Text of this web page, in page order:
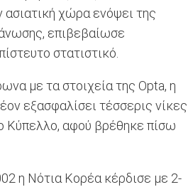
χώρα ενόψει της
επιβεβαίωσε
στατιστικό.
με τα στοιχεία της Opta, η
εξασφαλίσει τέσσερις νίκες
Κύπελλο, αφού βρέθηκε πίσω
η Νότια Κορέα κέρδισε με 2-